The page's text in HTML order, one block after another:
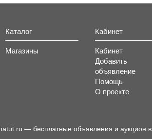
Каталог
Магазины
Кабинет
Кабинет
Добавить
объявление
Помощь
О проекте
— бесплатные объявления и аукцион в